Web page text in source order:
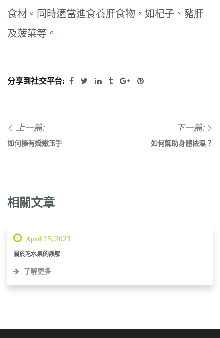
食材。同時適當進食養肝食物，如杞子、豬肝
及菠菜等。
分享到社交平台:
上一篇:
如何擁有嬌嫩玉手
下一篇:
如何幫助身體袪濕？
相關文章
April 25, 2023
關於吃水果的誤解
了解更多